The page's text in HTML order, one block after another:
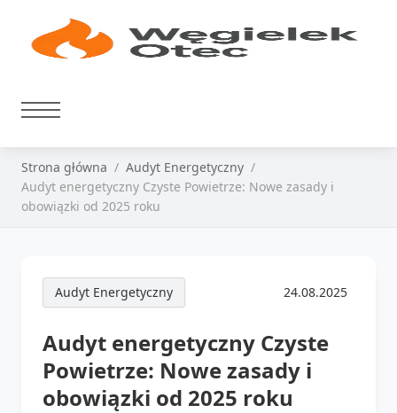
Strona główna
Audyt Energetyczny
Audyt energetyczny Czyste Powietrze: Nowe zasady i
obowiązki od 2025 roku
Audyt Energetyczny 24.08.2025
Audyt energetyczny Czyste
Powietrze: Nowe zasady i
obowiązki od 2025 roku